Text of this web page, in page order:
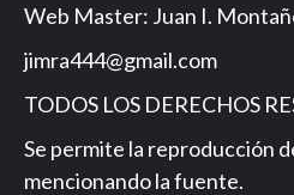
Web Master: Juan I.
jimra444@gmail.com
TODOS LOS DERECHOS
Se permite la reproducción
mencionando la fuente.